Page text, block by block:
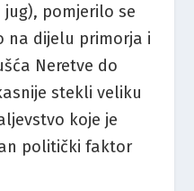
jug), pomjerilo se
na dijelu primorja i
Neretve do
stekli veliku
koje je
politički faktor